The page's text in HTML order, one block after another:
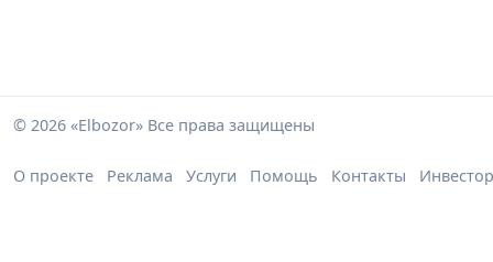
© 2026 «Elbozor» Все права защищены
О проекте Реклама Услуги Помощь Контакты